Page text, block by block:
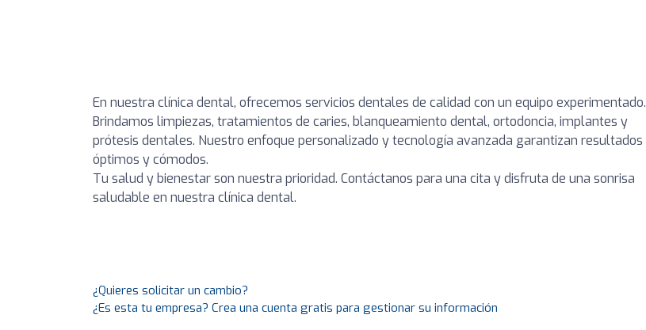
En nuestra clínica dental, ofrecemos servicios dentales de calidad con un equipo experimentado.
Brindamos limpiezas, tratamientos de caries, blanqueamiento dental, ortodoncia, implantes y
prótesis dentales. Nuestro enfoque personalizado y tecnología avanzada garantizan resultados
óptimos y cómodos.
Tu salud y bienestar son nuestra prioridad. Contáctanos para una cita y disfruta de una sonrisa
saludable en nuestra clínica dental.
¿Quieres solicitar un cambio?
¿Es esta tu empresa? Crea una cuenta gratis para gestionar su información